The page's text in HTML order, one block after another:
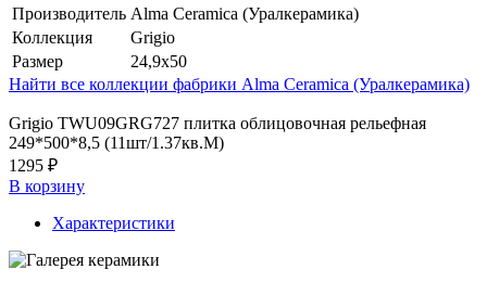
Производитель Alma Ceramica (Уралкерамика)
Коллекция
Grigio
Размер
24,9x50
Найти все коллекции фабрики Alma Ceramica (Уралкерамика)
Grigio TWU09GRG727 плитка облицовочная рельефная
249*500*8,5 (11шт/1.37кв.М)
1295 ₽
В корзину
Характеристики